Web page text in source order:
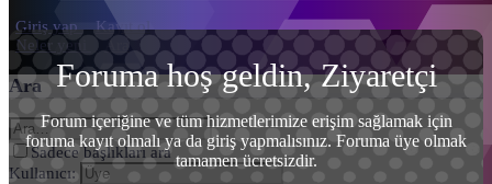
Giriş yap
Kayıt ol
Neler yeni
Ara
Ara
Sadece başlıkları ara
Kullanıcı:
Foruma hoş geldin, Ziyaretçi
Forum içeriğine ve tüm hizmetlerimize erişim sağlamak için
foruma kayıt olmalı ya da giriş yapmalısınız. Foruma üye olmak
tamamen ücretsizdir.